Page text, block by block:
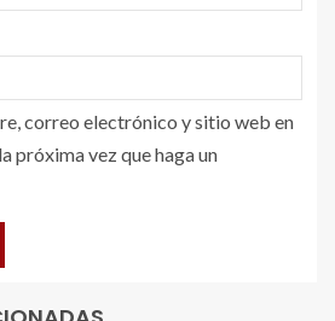
correo electrónico y sitio web en
próxima vez que haga un